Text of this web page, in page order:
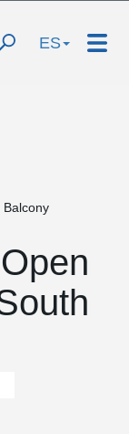
ES
Balcony